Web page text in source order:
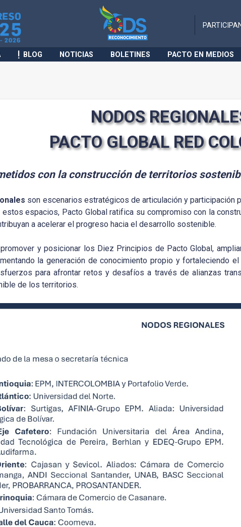
BLOG NOTICIAS BOLETINES PACTO EN MEDIOS
NODOS
PACTO GLOBAL RED
con la construcción de territorios
son escenarios estratégicos de articulación y participación
estos espacios, Pacto Global ratifica su compromiso con la
a acelerar el progreso hacia el desarrollo sostenible.
y posicionar los Diez Principios de Pacto Global,
la generación de conocimiento propio y fortaleciendo
para afrontar retos y desafíos a través de alianzas
de los territorios.